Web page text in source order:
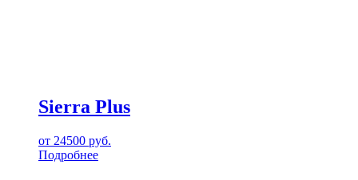
Sierra Plus
от 24500 руб.
Подробнее